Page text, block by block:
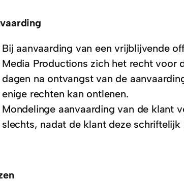
Bij aanvaarding van een vrijblijvende
Media Productions zich het recht voor
dagen na ontvangst van de
enige rechten kan ontlenen.
Mondelinge aanvaarding van de klant
slechts, nadat de klant deze